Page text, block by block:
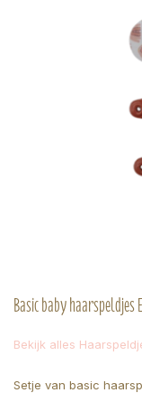
Basic baby
Bekijk alles
Setje van basic